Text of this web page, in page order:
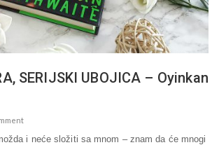
SERIJSKI UBOJICA – Oyinkan
i neće složiti sa mnom – znam da će mnogi